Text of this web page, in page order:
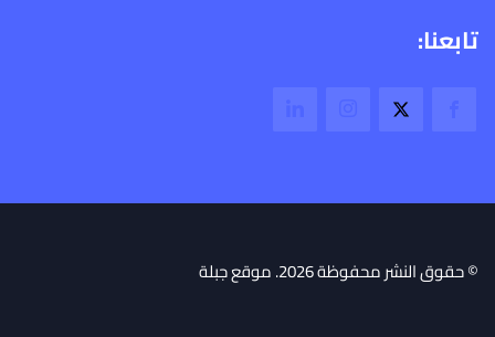
تابعنا:
© حقوق النشر محفوظة 2026. موقع جبلة